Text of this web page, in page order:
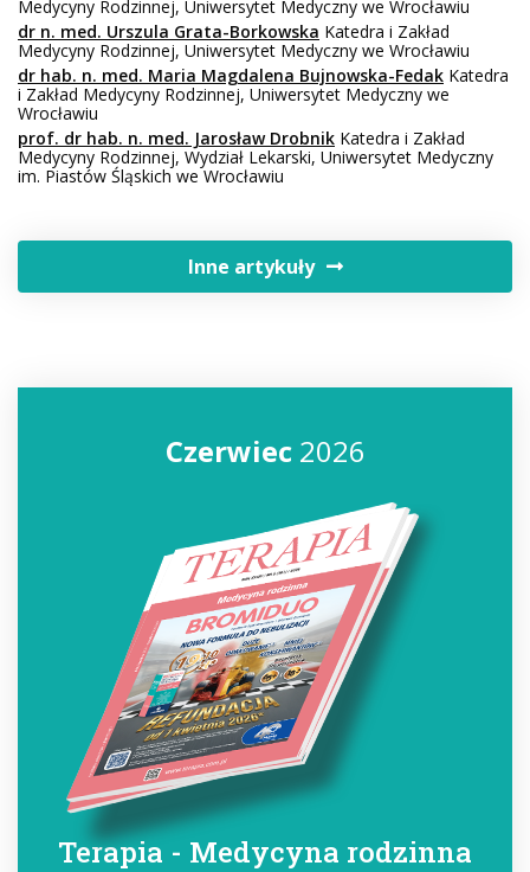
Medycyny Rodzinnej, Uniwersytet Medyczny we Wrocławiu
dr n. med. Urszula Grata-Borkowska Katedra i Zakład
Medycyny Rodzinnej, Uniwersytet Medyczny we Wrocławiu
dr hab. n. med. Maria Magdalena Bujnowska-Fedak Katedra
i Zakład Medycyny Rodzinnej, Uniwersytet Medyczny we
Wrocławiu
prof. dr hab. n. med. Jarosław Drobnik Katedra i Zakład
Medycyny Rodzinnej, Wydział Lekarski, Uniwersytet Medyczny
im. Piastów Śląskich we Wrocławiu
Inne artykuły
Czerwiec2026
Terapia - Medycyna rodzinna